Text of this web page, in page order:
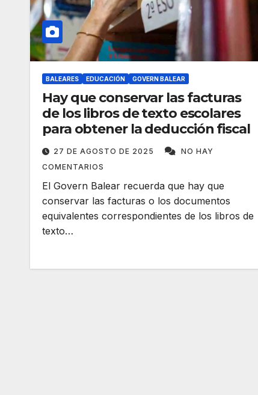
BALEARES EDUCACIÓN GOVERN BALEAR
Hay que conservar las facturas
de los libros de texto escolares
para obtener la deducción fiscal
27 DE AGOSTO DE 2025
NO HAY
COMENTARIOS
El Govern Balear recuerda que hay que
conservar las facturas o los documentos
equivalentes correspondientes de los libros de
texto…